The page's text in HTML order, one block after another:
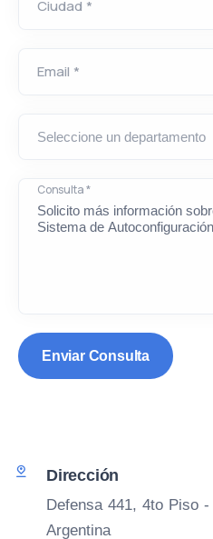
Ciudad *
Email *
Consulta *
Dirección
Defensa 441, 4to Piso
Argentina